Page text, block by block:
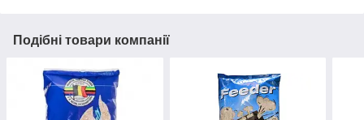
Подібні товари компанії